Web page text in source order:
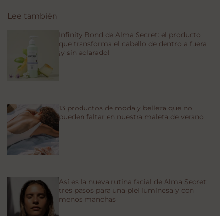
Lee también
Infinity Bond de Alma Secret: el producto
que transforma el cabello de dentro a fuera
¡y sin aclarado!
13 productos de moda y belleza que no
pueden faltar en nuestra maleta de verano
Así es la nueva rutina facial de Alma Secret:
tres pasos para una piel luminosa y con
menos manchas